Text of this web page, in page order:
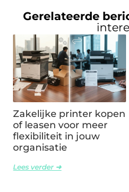
Gerelateerde
Zakelijke printer kopen
of leasen voor meer
flexibiliteit in jouw
organisatie
Lees verder ➜